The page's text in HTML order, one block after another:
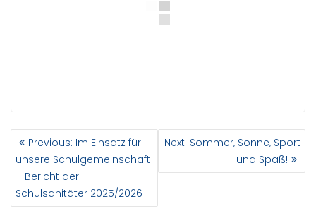
BEITRAGSNAVIGATION
Previous: Previous
post:
Im Einsatz für
unsere Schulgemeinschaft
– Bericht der
Schulsanitäter 2025/2026
Next: Next
Sommer, Sonne, Sport
und Spaß!